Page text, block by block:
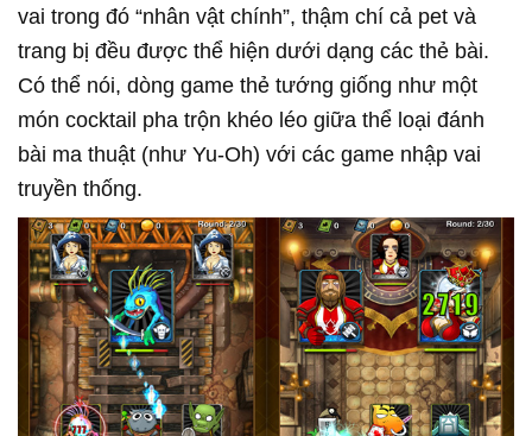
vai trong đó “nhân vật chính”, thậm chí cả pet và
trang bị đều được thể hiện dưới dạng các thẻ bài.
Có thể nói, dòng game thẻ tướng giống như một
món cocktail pha trộn khéo léo giữa thể loại đánh
bài ma thuật (như Yu-Oh) với các game nhập vai
truyền thống.